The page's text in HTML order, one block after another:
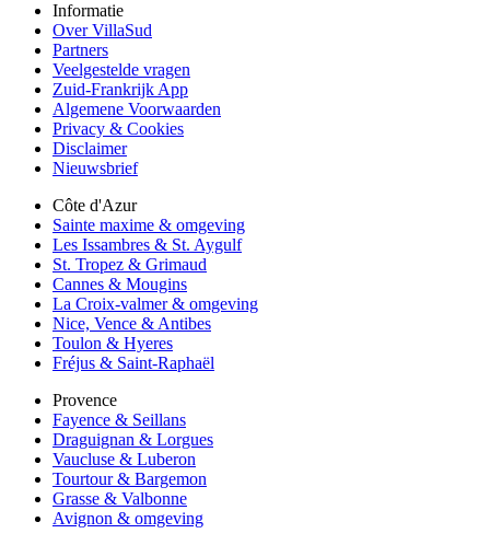
Informatie
Over VillaSud
Partners
Veelgestelde vragen
Zuid-Frankrijk App
Algemene Voorwaarden
Privacy & Cookies
Disclaimer
Nieuwsbrief
Côte d'Azur
Sainte maxime & omgeving
Les Issambres & St. Aygulf
St. Tropez & Grimaud
Cannes & Mougins
La Croix-valmer & omgeving
Nice, Vence & Antibes
Toulon & Hyeres
Fréjus & Saint-Raphaël
Provence
Fayence & Seillans
Draguignan & Lorgues
Vaucluse & Luberon
Tourtour & Bargemon
Grasse & Valbonne
Avignon & omgeving